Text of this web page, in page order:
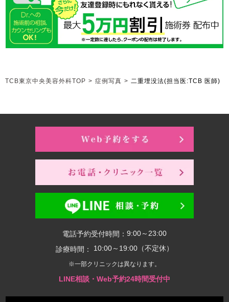
TCB東京中央美容外科TOP > 症例写真 > 二重埋没法(担当医:TCB 医師)
電話予約受付時間： 9:00～23:00
診療時間：
10:00～19:00（不定休）
※一部クリニックは異なります。
LINE相談・Web予約24時間受付中